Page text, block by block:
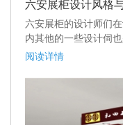
六安展柜设计风格
六安展柜的设计师们
内其他的一些设计伺
阅读详情